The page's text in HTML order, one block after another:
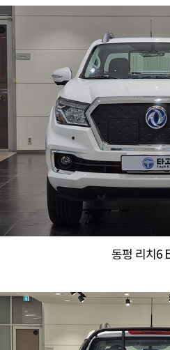
동펑 리치6